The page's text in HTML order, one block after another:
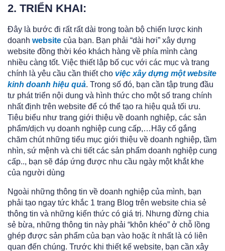
2. TRIỂN KHAI:
Đây là bước đi rất rất dài trong toàn bộ chiến lược kinh
doanh website của bạn. Bạn phải “dài hơi” xây dựng
website đồng thời kéo khách hàng về phía mình càng
nhiều càng tốt. Việc thiết lập bố cục với các mục và trang
chính là yêu cầu cần thiết cho việc xây dựng một website
kinh doanh hiệu quả. Trong số đó, bạn cần tập trung đầu
tư phát triển nội dung và hình thức cho một số trang chính
nhất định trên website để có thể tạo ra hiệu quả tối ưu.
Tiêu biểu như trang giới thiệu về doanh nghiệp, các sản
phẩm/dịch vụ doanh nghiệp cung cấp,…Hãy cố gắng
chăm chút những tiểu mục giới thiệu về doanh nghiệp, tầm
nhìn, sứ mệnh và chi tiết các sản phẩm doanh nghiệp cung
cấp.., bạn sẽ đáp ứng được nhu cầu ngày một khắt khe
của người dùng
Ngoài những thông tin về doanh nghiệp của mình, bạn
phải tạo ngay tức khắc 1 trang Blog trên website chia sẻ
thông tin và những kiến thức có giá trị. Nhưng đừng chia
sẻ bừa, những thông tin này phải “khôn khéo” ở chỗ lồng
ghép được sản phẩm của bạn vào hoặc ít nhất là có liên
quan đến chúng. Trước khi thiết kế website, bạn cần xây